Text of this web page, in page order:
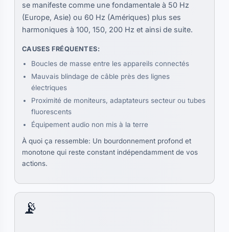
se manifeste comme une fondamentale à 50 Hz
(Europe, Asie) ou 60 Hz (Amériques) plus ses
harmoniques à 100, 150, 200 Hz et ainsi de suite.
CAUSES FRÉQUENTES:
Boucles de masse entre les appareils connectés
Mauvais blindage de câble près des lignes
électriques
Proximité de moniteurs, adaptateurs secteur ou tubes
fluorescents
Équipement audio non mis à la terre
À quoi ça ressemble: Un bourdonnement profond et
monotone qui reste constant indépendamment de vos
actions.
📡